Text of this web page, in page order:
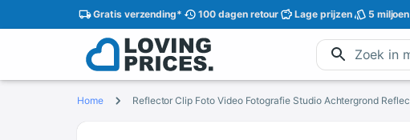
Gratisverzending* 100 dagenretour Lage prijzen 5 miljoen
Home